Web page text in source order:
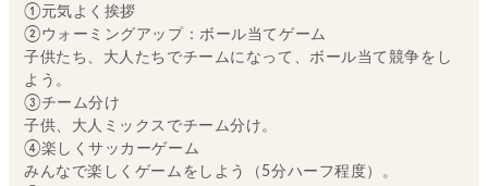
①元気よく挨拶
②ウォーミングアップ：ボール当てゲーム
子供たち、大人たちでチームになって、ボール当て競争をし
よう。
③チーム分け
子供、大人ミックスでチーム分け。
④楽しくサッカーゲーム
みんなで楽しくゲームをしよう（5分ハーフ程度）。